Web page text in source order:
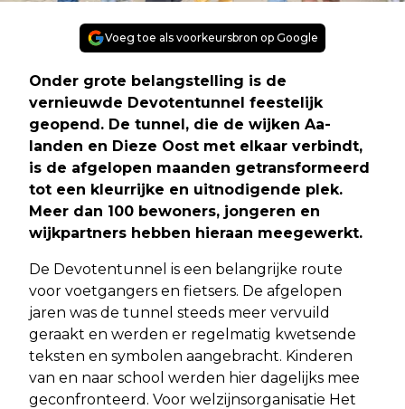
Voeg toe als voorkeursbron op Google
Onder grote belangstelling is de
vernieuwde Devotentunnel feestelijk
geopend. De tunnel, die de wijken Aa-
landen en Dieze Oost met elkaar verbindt,
is de afgelopen maanden getransformeerd
tot een kleurrijke en uitnodigende plek.
Meer dan 100 bewoners, jongeren en
wijkpartners hebben hieraan meegewerkt.
De Devotentunnel is een belangrijke route
voor voetgangers en fietsers. De afgelopen
jaren was de tunnel steeds meer vervuild
geraakt en werden er regelmatig kwetsende
teksten en symbolen aangebracht. Kinderen
van en naar school werden hier dagelijks mee
geconfronteerd. Voor welzijnsorganisatie Het